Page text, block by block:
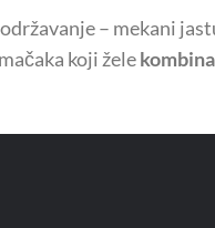
– mekani
koji žele